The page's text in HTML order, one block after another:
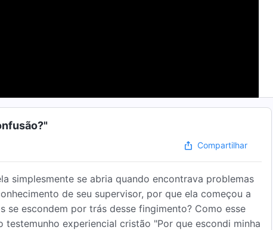
Compartilhar
simplesmente se abria quando encontrava problemas
de seu supervisor, por que ela começou a
se escondem por trás desse fingimento? Como esse
experiencial cristão "Por que escondi minha